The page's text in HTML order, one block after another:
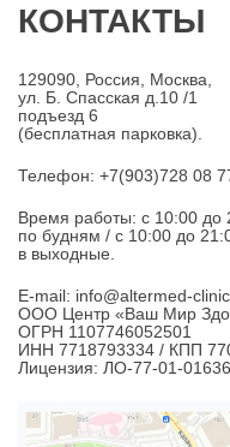
КОНТАКТЫ
129090, Россия, Москва,
ул. Б. Спасская д.10 /1
подъезд 6
(бесплатная парковка).
Телефон: +7(903)728 08
Время работы: c 10:00 до
по будням / с 10:00 до
в выходные.
E-mail: info@altermed-
ООО Центр «Ваш Мир
ОГРН 1107746052501
ИНН 7718793334 / КПП
Лицензия: ЛО-77-01-